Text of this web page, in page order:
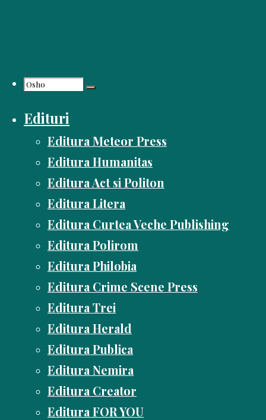
Search
for:
Edituri
Editura Meteor Press
Editura Humanitas
Editura Act si Politon
Editura Litera
Editura Curtea Veche Publishing
Editura Polirom
Editura Philobia
Editura Crime Scene Press
Editura Trei
Editura Herald
Editura Publica
Editura Nemira
Editura Creator
Editura FOR YOU